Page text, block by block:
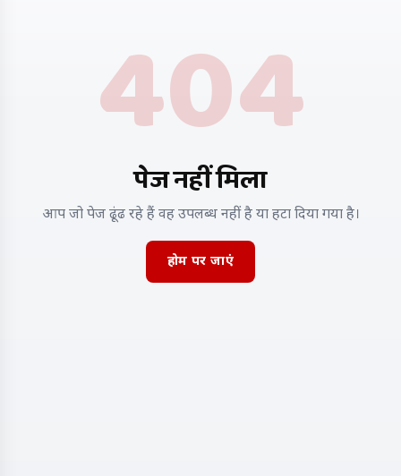
404
पेज नहीं मिला
आप जो पेज ढूंढ रहे हैं वह उपलब्ध नहीं है या हटा दिया गया है।
होम पर जाएं